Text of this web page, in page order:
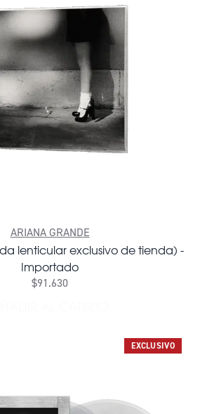
ARIANA GRANDE
lenticular exclusivo de tienda) -
Importado
$91.630
EXCLUSIVO